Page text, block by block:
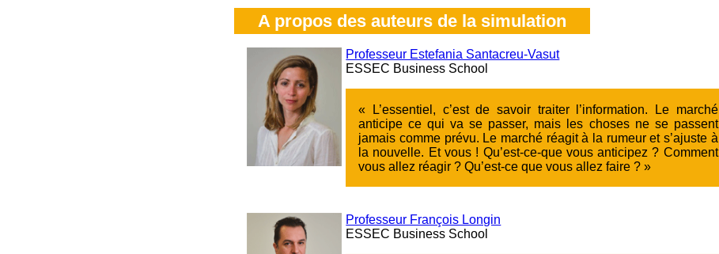
A propos des auteurs de la simulation
Professeur Estefania Santacreu-Vasut
ESSEC Business School
« L’essentiel, c’est de savoir traiter l’information. Le marché
anticipe ce qui va se passer, mais les choses ne se passent
jamais comme prévu. Le marché réagit à la rumeur et s’ajuste à
la nouvelle. Et vous ! Qu’est-ce-que vous anticipez ? Comment
vous allez réagir ? Qu’est-ce que vous allez faire ? »
Professeur François Longin
ESSEC Business School